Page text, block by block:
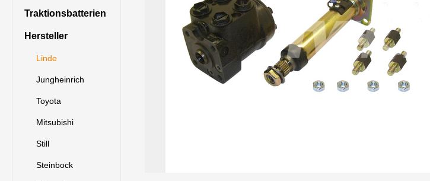
Traktionsbatterien
Hersteller
Linde
Jungheinrich
Toyota
Mitsubishi
Still
Steinbock